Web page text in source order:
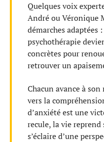
Quelques voix
André ou Véronique
démarches adaptées
psychothérapie
concrètes pour
retrouver un
Chacun avance à
vers la
d’anxiété est une
recule, la vie
s’éclaire d’une